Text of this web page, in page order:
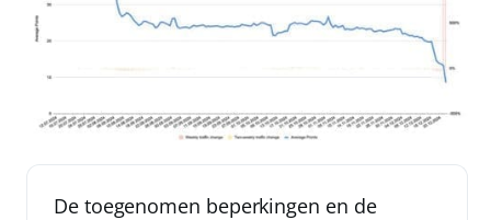
De toegenomen beperkingen en de